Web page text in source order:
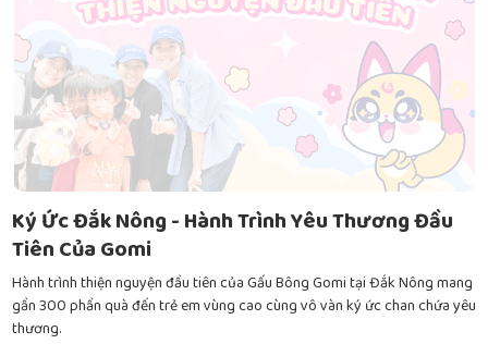
Ký Ức Đắk Nông - Hành Trình Yêu Thương Đầu
Tiên Của Gomi
Hành trình thiện nguyện đầu tiên của Gấu Bông Gomi tại Đắk Nông mang
gần 300 phần quà đến trẻ em vùng cao cùng vô vàn ký ức chan chứa yêu
thương.